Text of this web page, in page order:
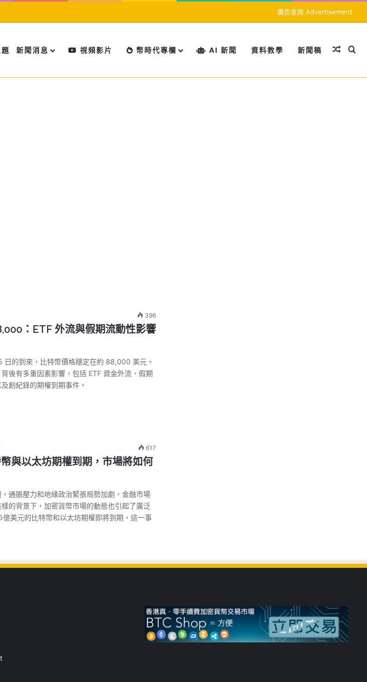
廣告查詢 Advertisement
新聞消息 視頻影片 幣時代專欄 AI 新聞 資料教學 新聞稿 隨機文
搜
396
：ETF 外流與假期流動性影響
日的到來，比特幣價格穩定在約 88,000 美元。
後有多重因素影響，包括 ETF 資金外流、假期
創紀錄的期權到期事件。
617
與以太坊期權到期，市場將如何
通脹壓力和地緣政治緊張局勢加劇，金融市場
的背景下，加密貨幣市場的動態也引起了廣泛
美元的比特幣和以太坊期權即將到期，這一事